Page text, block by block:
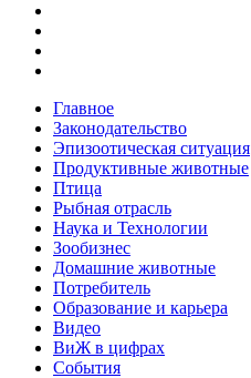
Главное
Законодательство
Эпизоотическая ситуация
Продуктивные животные
Птица
Рыбная отрасль
Наука и Технологии
Зообизнес
Домашние животные
Потребитель
Образование и карьера
Видео
ВиЖ в цифрах
События